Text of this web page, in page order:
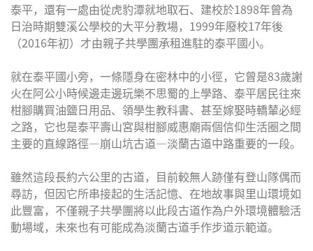
泰平，還有一處由從虎豹潭就地取石、建校於1898年曾為
日治時期雙溪公學校的大平分教場，1999年廢校17年後
（2016年初）才由親子共學團承租進駐的泰平國小。
就在泰平國小旁，一條隱身在密林中的小徑，它曾是83歲謝
火在阿公小時候邊走邊玩樂不思蜀的上學路、泰平居民往來
柑腳購買油鹽日用品、領學生教科書、甚至嫁娶時轎輦必經
之路，它也是泰平壽山宮與柑腳威惠廟兩個信仰生活圈之間
主要的直線路徑—崩山坑古道—淡蘭古道中路重要的一段。
雖然這段長約六公里的古道，目前較無人跡僅有登山隊偶而
尋訪，但因它所串接起的生活記憶、在地故事與里山環境如
此豐富，不僅親子共學團將以此段古道作為戶外環境體驗活
動場域，未來也有可能成為淡蘭古道手作步道示範道。